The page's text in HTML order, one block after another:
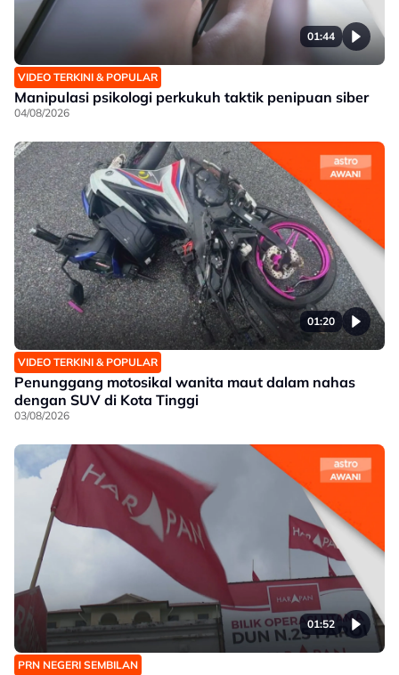
01:44
VIDEO TERKINI & POPULAR
Manipulasi psikologi perkukuh taktik penipuan siber
04/08/2026
01:20
VIDEO TERKINI & POPULAR
Penunggang motosikal wanita maut dalam nahas
dengan SUV di Kota Tinggi
03/08/2026
01:52
PRN NEGERI SEMBILAN